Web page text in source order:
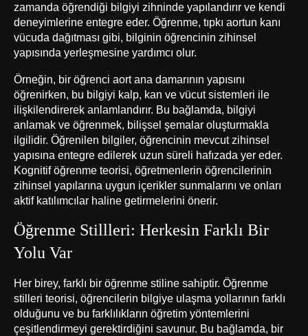
zamanda öğrendiği bilgiyi zihninde yapılandırır ve kendi
deneyimlerine entegre eder. Öğrenme, tıpkı aortun kanı
vücuda dağıtması gibi, bilginin öğrencinin zihinsel
yapısında yerleşmesine yardımcı olur.
Örneğin, bir öğrenci aort ana damarının yapısını
öğrenirken, bu bilgiyi kalp, kan ve vücut sistemleri ile
ilişkilendirerek anlamlandırır. Bu bağlamda, bilgiyi
anlamak ve öğrenmek, bilişsel şemalar oluşturmakla
ilgilidir. Öğrenilen bilgiler, öğrencinin mevcut zihinsel
yapısına entegre edilerek uzun süreli hafızada yer eder.
Kognitif öğrenme teorisi, öğretmenlerin öğrencilerinin
zihinsel yapılarına uygun içerikler sunmalarını ve onları
aktif katılımcılar haline getirmelerini önerir.
Öğrenme Stillleri: Herkesin Farklı Bir
Yolu Var
Her birey, farklı bir öğrenme stiline sahiptir. Öğrenme
stilleri teorisi, öğrencilerin bilgiye ulaşma yollarının farklı
olduğunu ve bu farklılıkların öğretim yöntemlerini
çeşitlendirmeyi gerektirdiğini savunur. Bu bağlamda, bir